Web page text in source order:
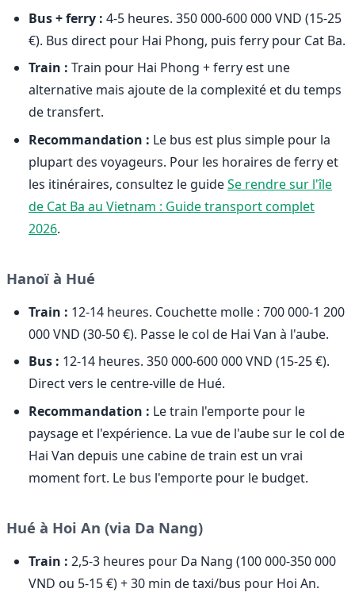
Bus + ferry : 4-5 heures. 350 000-600 000 VND (15-25
€). Bus direct pour Hai Phong, puis ferry pour Cat Ba.
Train : Train pour Hai Phong + ferry est une
alternative mais ajoute de la complexité et du temps
de transfert.
Recommandation : Le bus est plus simple pour la
plupart des voyageurs. Pour les horaires de ferry et
les itinéraires, consultez le guideSe rendre sur l'île
de Cat Ba au Vietnam : Guide transport complet
2026.
Hanoï à Hué
Train : 12-14 heures. Couchette molle : 700 000-1 200
000 VND (30-50 €). Passe le col de Hai Van à l'aube.
Bus : 12-14 heures. 350 000-600 000 VND (15-25 €).
Direct vers le centre-ville de Hué.
Recommandation : Le train l'emporte pour le
paysage et l'expérience. La vue de l'aube sur le col de
Hai Van depuis une cabine de train est un vrai
moment fort. Le bus l'emporte pour le budget.
Hué à Hoi An (via Da Nang)
Train : 2,5-3 heures pour Da Nang (100 000-350 000
VND ou 5-15 €) + 30 min de taxi/bus pour Hoi An.